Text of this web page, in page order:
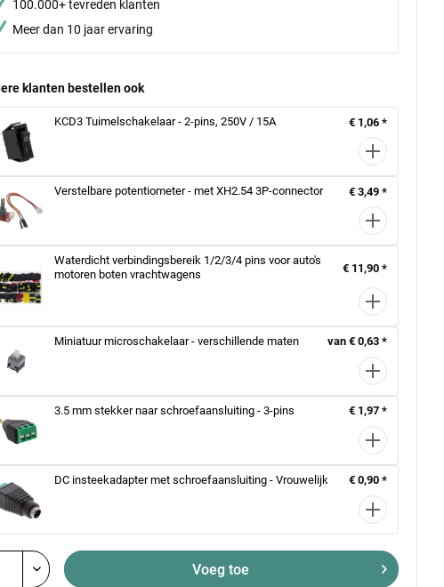
100.000+ tevreden klanten
Meer dan 10 jaar ervaring
klanten bestellen ook
KCD3 Tuimelschakelaar - 2-pins, 250V / 15A € 1,06 *
Verstelbare potentiometer - met XH2.54 3P-connector € 3,49 *
Waterdicht verbindingsbereik 1/2/3/4 pins voor auto's
motoren boten vrachtwagens
€ 11,90 *
Miniatuur microschakelaar - verschillende maten van € 0,63 *
3.5 mm stekker naar schroefaansluiting - 3-pins € 1,97 *
DC insteekadapter met schroefaansluiting - Vrouwelijk € 0,90 *
Voeg toe